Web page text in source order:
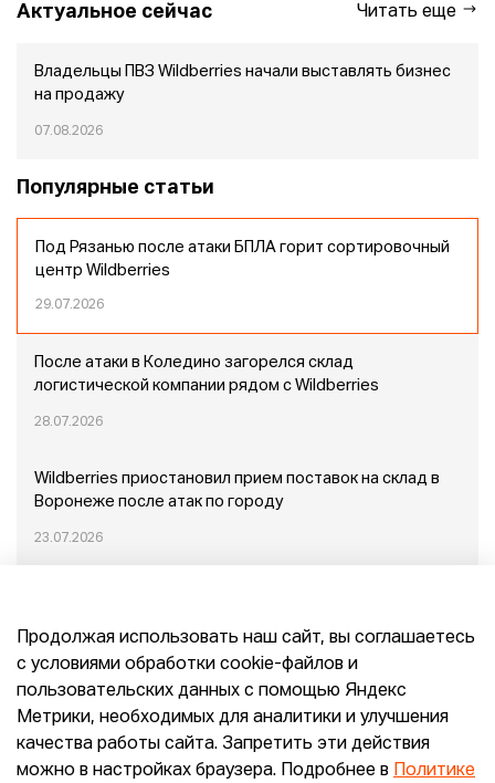
Актуальное сейчас Читать еще
Владельцы ПВЗ Wildberries начали выставлять бизнес
на продажу
07.08.2026
Популярные статьи
Под Рязанью после атаки БПЛА горит сортировочный
центр Wildberries
29.07.2026
После атаки в Коледино загорелся склад
логистической компании рядом с Wildberries
28.07.2026
Wildberries приостановил прием поставок на склад в
Воронеже после атак по городу
23.07.2026
Конец эпохи маркетплейсов: прогнозы сооснователя
Mr.Doors Максима Валецкого
26.06.2026
Продолжая использовать наш сайт, вы соглашаетесь
с условиями обработки cookie-файлов и
пользовательских данных с помощью Яндекс
Метрики, необходимых для аналитики и улучшения
качества работы сайта. Запретить эти действия
можно в настройках браузера. Подробнее в
Политике